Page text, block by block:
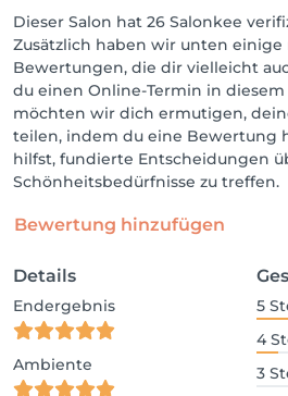
Dieser Salon hat 26 Salonkee
Zusätzlich haben wir unten
Bewertungen, die dir vielleicht
du einen Online-Termin in
möchten wir dich ermutigen,
teilen, indem du eine Bewertung
hilfst, fundierte Entscheidungen
Schönheitsbedürfnisse zu treffen.
Bewertung hinzufügen
Details
Endergebnis
Ambiente
5
4
3